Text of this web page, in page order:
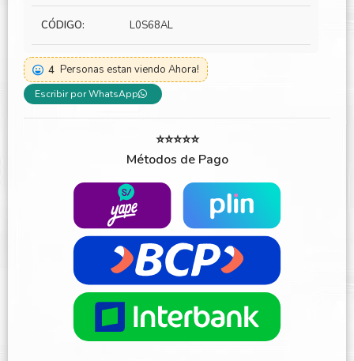
CÓDIGO: L0S68AL
4 Personas estan viendo Ahora!
Escribir por WhatsApp
⭐⭐⭐⭐⭐
Métodos de Pago